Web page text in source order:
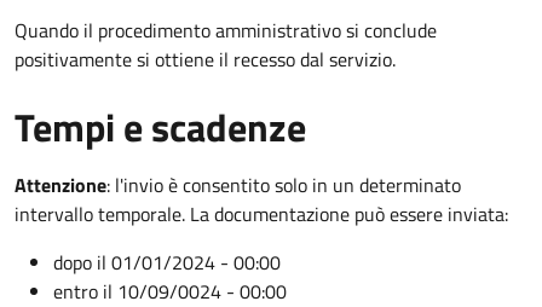
Quando il procedimento amministrativo si conclude
positivamente si ottiene il recesso dal servizio.
Tempi e scadenze
Attenzione: l'invio è consentito solo in un determinato
intervallo temporale. La documentazione può essere inviata:
dopo il 01/01/2024 - 00:00
entro il 10/09/0024 - 00:00